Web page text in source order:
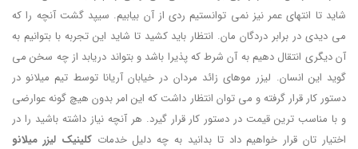
شاید تا انتهای عمر نیز نمی توانستیم ردی از آن بیابیم. سیپد گشت آنچه را که
می دیدی در برابر دردگان مان. انتظار باید کشید تا شاید این تجربه با بتوانیم به
آن دیگری انتقال دهیم به آن شرط که پذیرا باشد و بتواند دریابد از چه سخن می
گوید این انسان. لیزر موهای زائد مردان در خیابان آریانا توسط تیم میلانو در
دستور کار قرار گرفته و می توان انتظار داشت که این امر بدون هیچ گونه عوارضی
و با مناسب ترین قیمت در دستور کار قرار گیرد. هر آنچه نیاز داشته باشید را در
اختیار تان قرار خواهیم داد تا بدانید به چه دلیل خدماتکلینیک لیزر میلانو